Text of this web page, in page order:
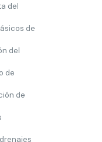
del
de
del
de
de